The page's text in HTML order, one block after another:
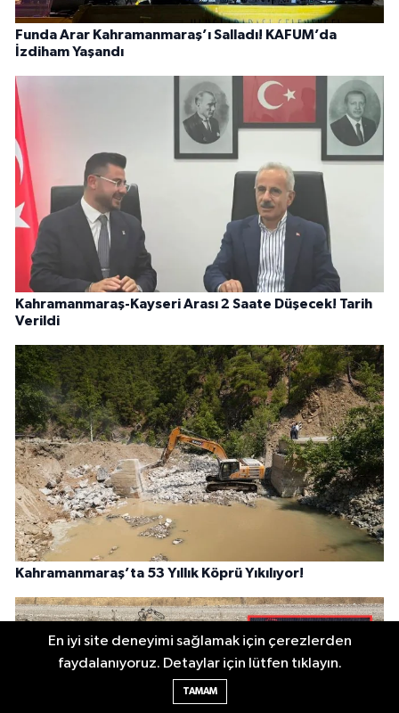
Funda Arar Kahramanmaraş’ı Salladı! KAFUM’da
İzdiham Yaşandı
Kahramanmaraş-Kayseri Arası 2 Saate Düşecek! Tarih
Verildi
Kahramanmaraş’ta 53 Yıllık Köprü Yıkılıyor!
En iyi site deneyimi sağlamak için çerezlerden
faydalanıyoruz. Detaylar için lütfen tıklayın.
TAMAM